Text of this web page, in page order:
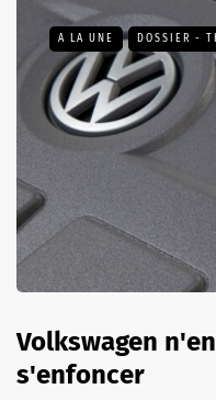
A LA UNE DOSSIER -
Volkswagen
s'enfoncer